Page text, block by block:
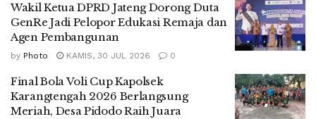
Wakil Ketua DPRD Jateng Dorong Duta
GenRe Jadi Pelopor Edukasi Remaja dan
Agen Pembangunan
by Photo KAMIS, 30 JUL 2026 0
Final Bola Voli Cup Kapolsek
Karangtengah 2026 Berlangsung
Meriah, Desa Pidodo Raih Juara